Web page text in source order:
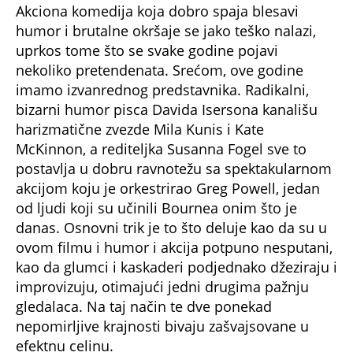
Akciona komedija koja dobro spaja blesavi
humor i brutalne okršaje se jako teško nalazi,
uprkos tome što se svake godine pojavi
nekoliko pretendenata. Srećom, ove godine
imamo izvanrednog predstavnika. Radikalni,
bizarni humor pisca Davida Isersona kanališu
harizmatične zvezde Mila Kunis i Kate
McKinnon, a rediteljka Susanna Fogel sve to
postavlja u dobru ravnotežu sa spektakularnom
akcijom koju je orkestrirao Greg Powell, jedan
od ljudi koji su učinili Bournea onim što je
danas. Osnovni trik je to što deluje kao da su u
ovom filmu i humor i akcija potpuno nesputani,
kao da glumci i kaskaderi podjednako džeziraju i
improvizuju, otimajući jedni drugima pažnju
gledalaca. Na taj način te dve ponekad
nepomirljive krajnosti bivaju zašvajsovane u
efektnu celinu.